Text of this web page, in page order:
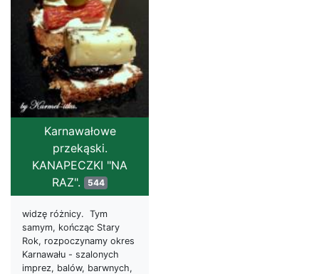
Karnawałowe
przekąski.
KANAPECZKI "NA
RAZ".
544
widzę różnicy. Tym
samym, kończąc Stary
Rok, rozpoczynamy okres
Karnawału - szalonych
imprez, balów, barwnych,